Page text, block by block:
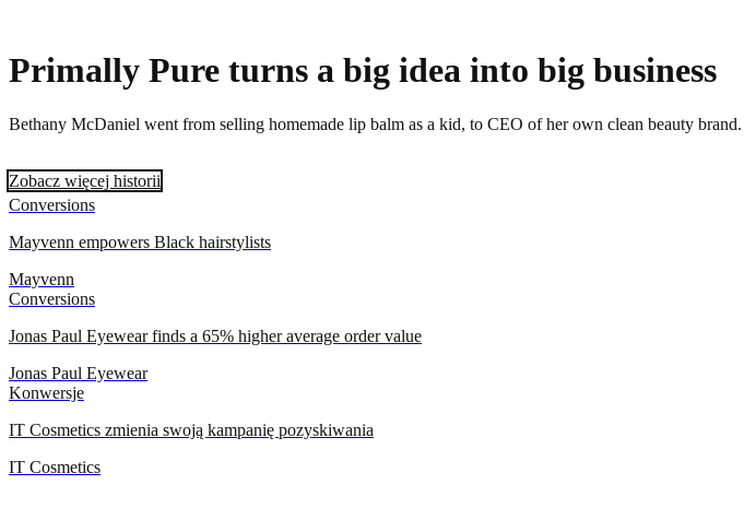
Primally Pure turns a big idea into big business
Bethany McDaniel went from selling homemade lip balm as a kid, to CEO of her own clean beauty
Zobacz więcej historii
Conversions
Mayvenn empowers Black hairstylists
Mayvenn
Conversions
Jonas Paul Eyewear finds a 65% higher average order value
Jonas Paul Eyewear
Konwersje
IT Cosmetics zmienia swoją kampanię pozyskiwania
IT Cosmetics